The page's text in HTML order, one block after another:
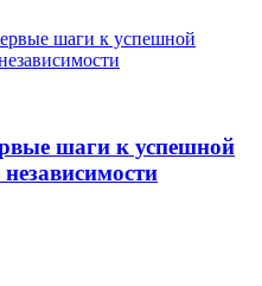
шаги к успешной